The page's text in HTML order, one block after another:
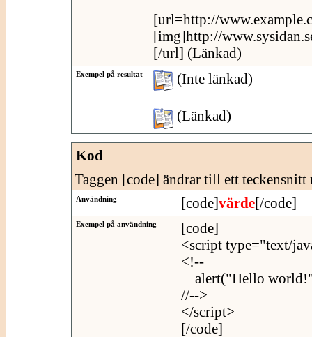
[url=http://
[img]http://
[/url] (Länkad)
Exempel på resultat (Inte länkad)
(Länkad)
Kod
Taggen [code] ändrar till ett teckensnitt
Användning [code]värde[/code]
Exempel på användning
[code]
<script type="text/
<!--
alert("Hello
//-->
</script>
[/code]